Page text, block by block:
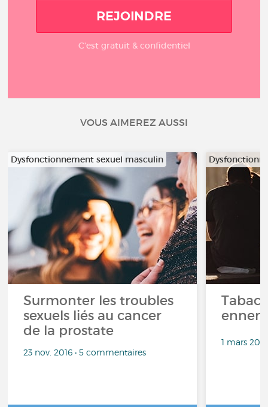
REJOINDRE
C'est gratuit & confidentiel
VOUS AIMEREZ AUSSI
Dysfonctionnement sexuel masculin
Surmonter les troubles
sexuels liés au cancer
de la prostate
23 nov. 2016 • 5 commentaires
Tabac,
1 mars